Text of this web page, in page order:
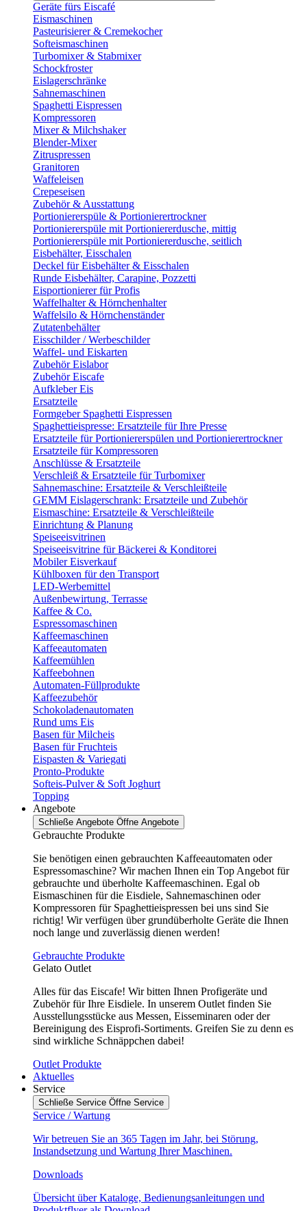
Geräte fürs Eiscafé
Eismaschinen
Pasteurisierer & Cremekocher
Softeismaschinen
Turbomixer & Stabmixer
Schockfroster
Eislagerschränke
Sahnemaschinen
Spaghetti Eispressen
Kompressoren
Mixer & Milchshaker
Blender-Mixer
Zitruspressen
Granitoren
Waffeleisen
Crepeseisen
Zubehör & Ausstattung
Portioniererspüle & Portionierertrockner
Portioniererspüle mit Portioniererdusche, mittig
Portioniererspüle mit Portioniererdusche, seitlich
Eisbehälter, Eisschalen
Deckel für Eisbehälter & Eisschalen
Runde Eisbehälter, Carapine, Pozzetti
Eisportionierer für Profis
Waffelhalter & Hörnchenhalter
Waffelsilo & Hörnchenständer
Zutatenbehälter
Eisschilder / Werbeschilder
Waffel- und Eiskarten
Zubehör Eislabor
Zubehör Eiscafe
Aufkleber Eis
Ersatzteile
Formgeber Spaghetti Eispressen
Spaghettieispresse: Ersatzteile für Ihre Presse
Ersatzteile für Portioniererspülen und Portionierertrockner
Ersatzteile für Kompressoren
Anschlüsse & Ersatzteile
Verschleiß & Ersatzteile für Turbomixer
Sahnemaschine: Ersatzteile & Verschleißteile
GEMM Eislagerschrank: Ersatzteile und Zubehör
Eismaschine: Ersatzteile & Verschleißteile
Einrichtung & Planung
Speiseeisvitrinen
Speiseeisvitrine für Bäckerei & Konditorei
Mobiler Eisverkauf
Kühlboxen für den Transport
LED-Werbemittel
Außenbewirtung, Terrasse
Kaffee & Co.
Espressomaschinen
Kaffeemaschinen
Kaffeeautomaten
Kaffeemühlen
Kaffeebohnen
Automaten-Füllprodukte
Kaffeezubehör
Schokoladenautomaten
Rund ums Eis
Basen für Milcheis
Basen für Fruchteis
Eispasten & Variegati
Pronto-Produkte
Softeis-Pulver & Soft Joghurt
Topping
Angebote
Schließe Angebote Öffne Angebote
Gebrauchte Produkte
Sie benötigen einen gebrauchten Kaffeeautomaten oder
Espressomaschine? Wir machen Ihnen ein Top Angebot für
gebrauchte und überholte Kaffeemaschinen. Egal ob
Eismaschinen für die Eisdiele, Sahnemaschinen oder
Kompressoren für Spaghettieispressen bei uns sind Sie
richtig! Wir verfügen über grundüberholte Geräte die Ihnen
noch lange und zuverlässig dienen werden!
Gebrauchte Produkte
Gelato Outlet
Alles für das Eiscafe! Wir bitten Ihnen Profigeräte und
Zubehör für Ihre Eisdiele. In unserem Outlet finden Sie
Ausstellungsstücke aus Messen, Eisseminaren oder der
Bereinigung des Eisprofi-Sortiments. Greifen Sie zu denn es
sind wirkliche Schnäppchen dabei!
Outlet Produkte
Aktuelles
Service
Schließe Service Öffne Service
Service / Wartung
Wir betreuen Sie an 365 Tagen im Jahr, bei Störung,
Instandsetzung und Wartung Ihrer Maschinen.
Downloads
Übersicht über Kataloge, Bedienungsanleitungen und